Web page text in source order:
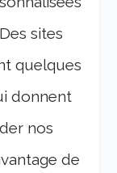
Des sites
quelques
donnent
nos
de